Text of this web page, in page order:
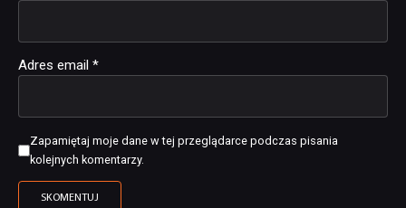
Adres email *
Zapamiętaj moje dane w tej przeglądarce podczas pisania
kolejnych komentarzy.